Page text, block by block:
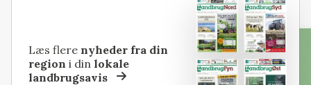
Læs flere nyheder fra din
region i dinlokale
landbrugsavis